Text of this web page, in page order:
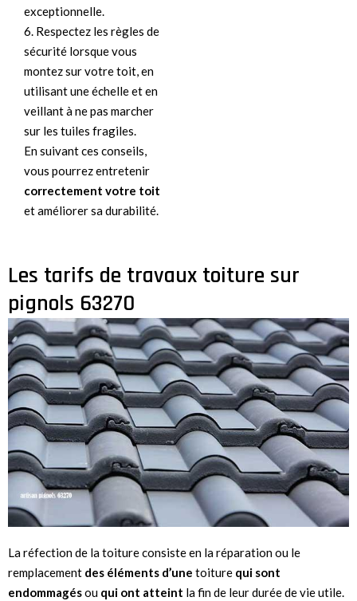
exceptionnelle.
6. Respectez les règles de
sécurité lorsque vous
montez sur votre toit, en
utilisant une échelle et en
veillant à ne pas marcher
sur les tuiles fragiles.
En suivant ces conseils,
vous pourrez entretenir
correctement votre toit
et améliorer sa durabilité.
Les tarifs de travaux toiture sur
pignols 63270
La réfection de la toiture consiste en la réparation ou le
remplacement des éléments d’une toiture qui sont
endommagésou qui ont atteint la fin de leur durée de vie utile.